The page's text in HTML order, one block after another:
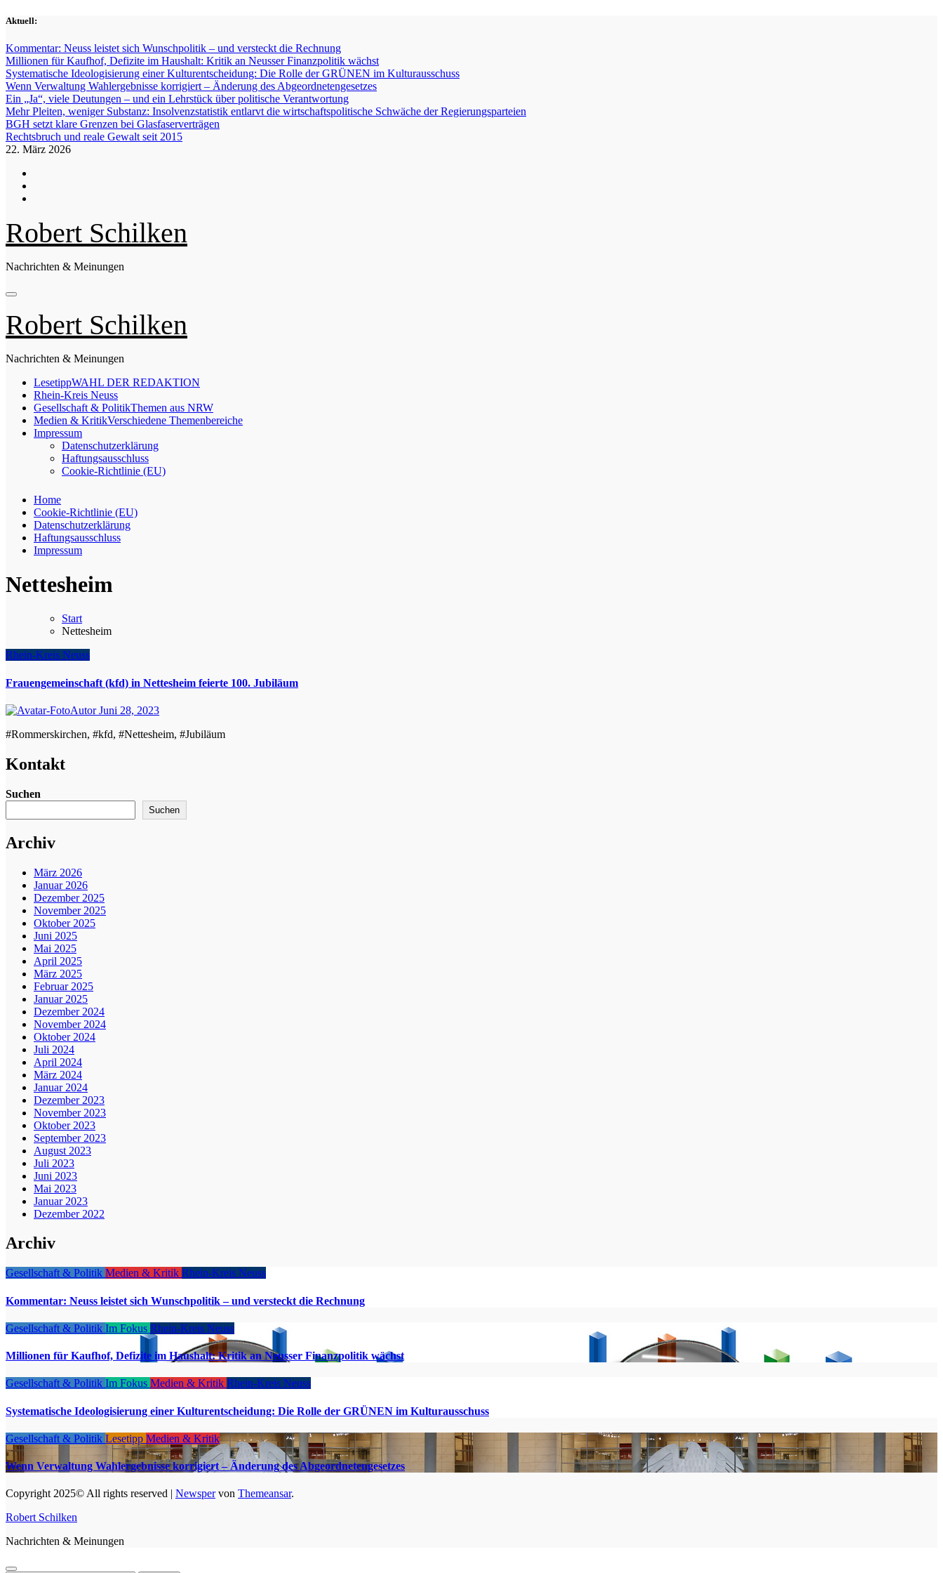
Zum
springen
Aktuell:
Kommentar: Neuss leistet sich Wunschpolitik – und versteckt die Rechnung
Millionen für Kaufhof, Defizite im Haushalt: Kritik an Neusser Finanzpolitik wächst
Systematische Ideologisierung einer Kulturentscheidung: Die Rolle der GRÜNEN im Kulturausschuss
Wenn Verwaltung Wahlergebnisse korrigiert – Änderung des Abgeordnetengesetzes
Ein „Ja“, viele Deutungen – und ein Lehrstück über politische Verantwortung
Mehr Pleiten, weniger Substanz: Insolvenzstatistik entlarvt die wirtschaftspolitische Schwäche der Regierungsparteien
BGH setzt klare Grenzen bei Glasfaserverträgen
Rechtsbruch und reale Gewalt seit 2015
22. März 2026
Robert Schilken
Nachrichten & Meinungen
Robert Schilken
Nachrichten & Meinungen
LesetippWAHL DER REDAKTION
Rhein-Kreis Neuss
Gesellschaft & PolitikThemen aus NRW
Medien & KritikVerschiedene Themenbereiche
Impressum
Datenschutzerklärung
Haftungsausschluss
Cookie-Richtlinie (EU)
Home
Cookie-Richtlinie (EU)
Datenschutzerklärung
Haftungsausschluss
Impressum
Nettesheim
Start
Nettesheim
Rhein-Kreis Neuss
Frauengemeinschaft (kfd) in Nettesheim feierte 100. Jubiläum
AutorJuni 28, 2023
#Rommerskirchen, #kfd, #Nettesheim, #Jubiläum
Kontakt
Suchen
Suchen
Archiv
März 2026
Januar 2026
Dezember 2025
November 2025
Oktober 2025
Juni 2025
Mai 2025
April 2025
März 2025
Februar 2025
Januar 2025
Dezember 2024
November 2024
Oktober 2024
Juli 2024
April 2024
März 2024
Januar 2024
Dezember 2023
November 2023
Oktober 2023
September 2023
August 2023
Juli 2023
Juni 2023
Mai 2023
Januar 2023
Dezember 2022
Archiv
Gesellschaft & Politik Medien & Kritik Rhein-Kreis Neuss
Kommentar: Neuss leistet sich Wunschpolitik – und versteckt die Rechnung
Gesellschaft & Politik Im Fokus Rhein-Kreis Neuss
Millionen für Kaufhof, Defizite im Haushalt: Kritik an Neusser Finanzpolitik wächst
Gesellschaft & Politik Im Fokus Medien & Kritik Rhein-Kreis Neuss
Systematische Ideologisierung einer Kulturentscheidung: Die Rolle der GRÜNEN im Kulturausschuss
Gesellschaft & Politik Lesetipp Medien & Kritik
Wenn Verwaltung Wahlergebnisse korrigiert – Änderung des Abgeordnetengesetzes
Copyright 2025© All rights reserved Newspervon Themeansar.
Robert Schilken
Nachrichten & Meinungen